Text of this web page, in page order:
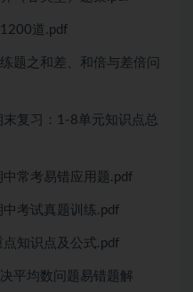
道.pdf
题之和差、和倍与差倍问
复习：1-8单元知识点总
常考易错应用题.pdf
考试真题训练.pdf
知识点及公式.pdf
平均数问题易错题解